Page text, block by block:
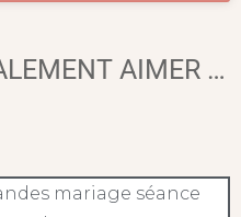
AIMER …